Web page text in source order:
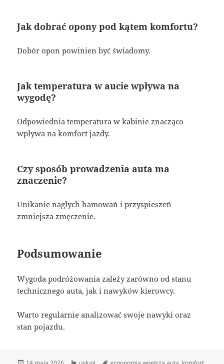
Jak dobrać opony pod kątem komfortu?
Dobór opon powinien być świadomy.
Jak temperatura w aucie wpływa na
wygodę?
Odpowiednia temperatura w kabinie znacząco
wpływa na komfort jazdy.
Czy sposób prowadzenia auta ma
znaczenie?
Unikanie nagłych hamowań i przyspieszeń
zmniejsza zmęczenie.
Podsumowanie
Wygoda podróżowania zależy zarówno od stanu
technicznego auta, jak i nawyków kierowcy.
Warto regularnie analizować swoje nawyki oraz
stan pojazdu.
Data Kategorie Tagi